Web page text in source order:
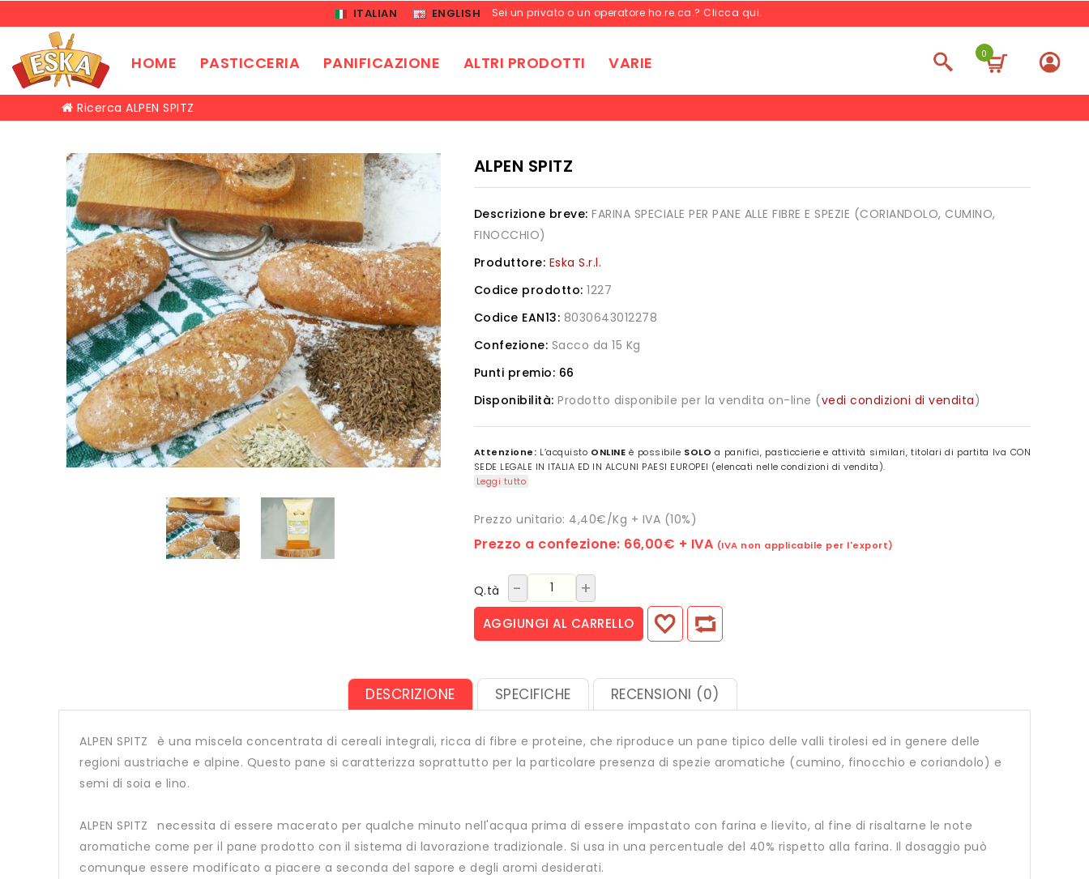
ITALIAN ENGLISH Sei un privato o un operatore ho.re.ca.? Clicca qui.
0
HOME PASTICCERIA PANIFICAZIONE ALTRI PRODOTTI VARIE
Ricerca ALPEN SPITZ
ALPEN SPITZ
Descrizione breve: FARINA SPECIALE PER PANE ALLE FIBRE E SPEZIE (CORIANDOLO, CUMINO,
FINOCCHIO)
Produttore: Eska S.r.l.
Codice prodotto: 1227
Codice EAN13: 8030643012278
Confezione: Sacco da 15 Kg
Punti premio: 66
Disponibilità: Prodotto disponibile per la vendita on-line (vedi condizioni di vendita)
Attenzione: L’acquisto ONLINE è possibile SOLOa panifici, pasticcierie e attività similari, titolari di partita Iva CON
SEDE LEGALE IN ITALIA ED IN ALCUNI PAESI EUROPEI (elencati nelle condizioni di vendita).
Leggi tutto
Prezzo unitario: 4,40€/Kg + IVA (10%)
Prezzo a confezione: 66,00€ + IVA (IVA non applicabile per l'export)
Q.tà - +
AGGIUNGI AL CARRELLO
DESCRIZIONE SPECIFICHE RECENSIONI (0)
ALPEN SPITZ
è una miscela concentrata di cereali integrali, ricca di fibre e proteine, che riproduce un pane tipico delle valli tirolesi ed in genere delle
regioni austriache e alpine. Questo pane si caratterizza soprattutto per la particolare presenza di spezie aromatiche (cumino, finocchio e coriandolo) e
semi di soia e lino.
ALPEN SPITZ
necessita di essere macerato per qualche minuto nell'acqua prima di essere impastato con farina e lievito, al fine di risaltarne le note
aromatiche come per il pane prodotto con il sistema di lavorazione tradizionale. Si usa in una percentuale del 40% rispetto alla farina. Il dosaggio può
comunque essere modificato a piacere a seconda del sapore e degli aromi desiderati.